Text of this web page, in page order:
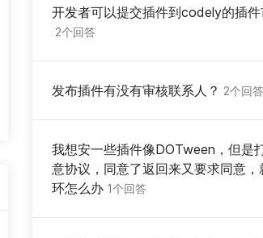
开发者可以提交插件到codely的插件
2个回答
发布插件有没有审核联系人？ 2个回答
我想安一些插件像DOTween，但是
意协议，同意了返回来又要求同意，
环怎么办 1个回答